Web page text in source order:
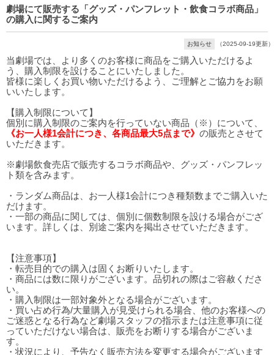
劇場にて販売する「グッズ・パンフレット・飲食コラボ商品」
の購入に関するご案内
お知らせ （2025-09-19更新）
当劇場では、より多くのお客様に商品をご購入いただけるよ
う、購入制限を設けることにいたしました。
皆様に楽しくお買い物いただけるよう、ご理解とご協力をお願
いいたします。
【購入制限について】
個別に購入制限のご案内を行っていない商品（※）について、
《お一人様1会計につき、各商品最大5点まで》 の販売とさせて
いただきます。
※劇場飲食売店で販売するコラボ商品や、グッズ・パンフレッ
ト類を含みます。
・ランダム商品は、お一人様1会計につき種類数までご購入いた
だけます。
・一部の商品に関しては、個別に個数制限を設ける場合がござ
います。詳しくは、別途ご案内を掲出させていただきます。
【注意事項】
・転売目的での購入は固くお断りいたします。
・商品には数に限りがございます。品切れの際はご容赦くださ
い。
・購入制限は一部対象外となる場合がございます。
・買い占め行為/大量購入が見受けられる場合、他のお客様への
ご迷惑となる行為など劇場スタッフの指示または注意事項に従
っていただけない場合は、販売をお断りする場合がございま
す。
・状況により、予告なく販売方法を変更する場合がございます